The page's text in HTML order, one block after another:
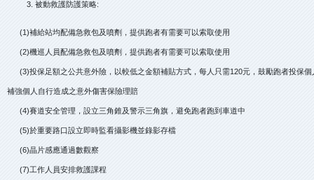
被動救護防護策略:
(1)補給站均配備急救包及噴劑，提供跑者有需要可以索取使用
(2)機巡人員配備急救包及噴劑，提供跑者有需要可以索取使用
(3)投保足額之公共意外險，以較低之金額補貼方式，每人只需120元，鼓勵跑者投保個
補強個人自行造成之意外傷害保險理賠
(4)賽道安全管理，設立三角錐及警示三角旗，避免跑者跑到車道中
(5)於重要路口設立即時監看攝影機並錄影存檔
(6)晶片感應通過數觀察
(7)工作人員安排救護課程